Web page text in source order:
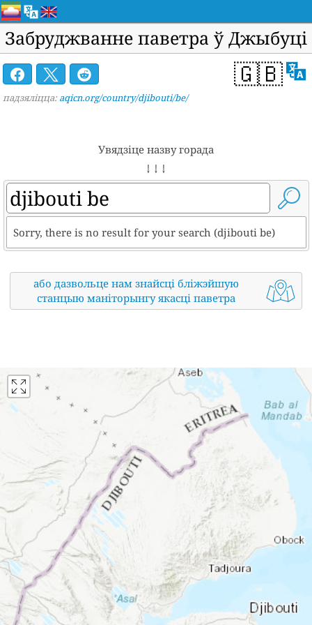
Забруджванне паветра ў Джыбуці
🇬🇧
падзяліцца: aqicn.org/country/djibouti/be/
Увядзіце назву горада
↓ ↓ ↓
Sorry, there is no result for your search (djibouti be)
або дазвольце нам знайсці бліжэйшую
станцыю маніторынгу якасці паветра